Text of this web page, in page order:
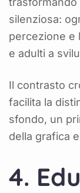
silenziosa:
percezione e
e adulti a
Il contrasto
facilita la
sfondo, un
della grafica
4.